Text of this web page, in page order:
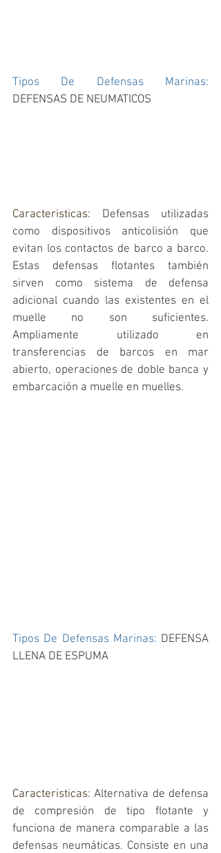
DEFENSAS DE NEUMATICOS
Caracteristicas: Defensas utilizadas
como dispositivos anticolisión que
evitan los contactos de barco a barco.
Estas defensas flotantes también
sirven como sistema de defensa
adicional cuando las existentes en el
muelle no son suficientes.
Ampliamente utilizado en
transferencias de barcos en mar
abierto, operaciones de doble banca y
embarcación a muelle en muelles.
Tipos De Defensas Marinas: DEFENSA
LLENA DE ESPUMA
Caracteristicas: Alternativa de defensa
de compresión de tipo flotante y
funciona de manera comparable a las
defensas neumáticas. Consiste en una